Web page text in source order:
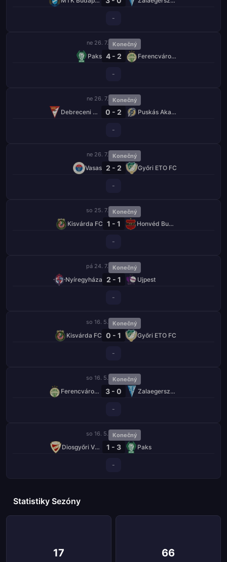
-
ne 26. 7. Konečný
Paks 4 - 2 Ferencváros TC
-
ne 26. 7. Konečný
Debreceni VSC 0 - 2 Puskás Akadémia
-
ne 26. 7. Konečný
Vasas 2 - 2 Győri ETO FC
-
so 25. 7. Konečný
Kisvárda FC 1 - 1 Honvéd Budapešť
-
pá 24. 7. Konečný
Nyíregyháza 2 - 1 Ujpest
-
so 16. 5. Konečný
Kisvárda FC 0 - 1 Győri ETO FC
-
so 16. 5. Konečný
Ferencváros TC 3 - 0 Zalaegerszegi TE
-
so 16. 5. Konečný
Diosgyőri VTK 1 - 3 Paks
-
Statistiky Sezóny
17 66